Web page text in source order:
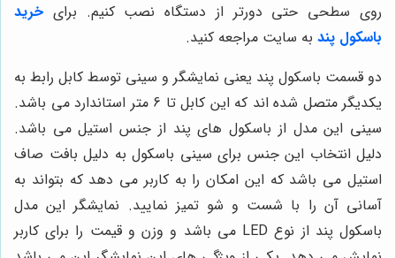
روی سطحی حتی دورتر از دستگاه نصب کنیم. برای خرید
باسکول پند به سایت مراجعه کنید.
دو قسمت باسکول پند یعنی نمایشگر و سینی توسط کابل رابط به
یکدیگر متصل شده اند که این کابل تا 6 متر استاندارد می باشد.
سینی این مدل از باسکول های پند از جنس استیل می باشد.
دلیل انتخاب این جنس برای سینی باسکول به دلیل بافت صاف
استیل می باشد که این امکان را به کاربر می دهد که بتواند به
آسانی آن را با شست و شو تمیز نمایید. نمایشگر این مدل
باسکول پند از نوع LED می باشد و وزن و قیمت را برای کاربر